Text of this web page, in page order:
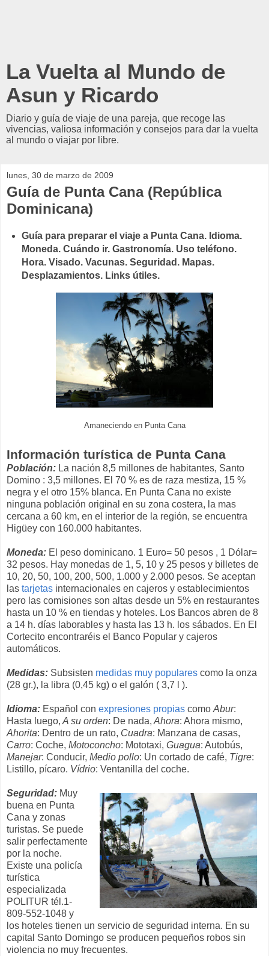
La Vuelta al Mundo de
Asun y Ricardo
Diario y guía de viaje de una pareja, que recoge las
vivencias, valiosa información y consejos para dar la vuelta
al mundo o viajar por libre.
lunes, 30 de marzo de 2009
Guía de Punta Cana (República
Dominicana)
Guía para preparar el viaje a Punta Cana. Idioma.
Moneda. Cuándo ir. Gastronomía. Uso teléfono.
Hora. Visado. Vacunas. Seguridad. Mapas.
Desplazamientos. Links útiles.
Amaneciendo en Punta Cana
Información turística de Punta Cana
Población: La nación 8,5 millones de habitantes, Santo
Domino : 3,5 millones. El 70 % es de raza mestiza, 15 %
negra y el otro 15% blanca. En Punta Cana no existe
ninguna población original en su zona costera, la mas
cercana a 60 km, en el interior de la región, se encuentra
Higüey con 160.000 habitantes.
Moneda: El peso dominicano. 1 Euro= 50 pesos , 1 Dólar=
32 pesos. Hay monedas de 1, 5, 10 y 25 pesos y billetes de
10, 20, 50, 100, 200, 500, 1.000 y 2.000 pesos. Se aceptan
las tarjetas internacionales en cajeros y establecimientos
pero las comisiones son altas desde un 5% en restaurantes
hasta un 10 % en tiendas y hoteles. Los Bancos abren de 8
a 14 h. días laborables y hasta las 13 h. los sábados. En El
Cortecito encontraréis el Banco Popular y cajeros
automáticos.
Medidas: Subsisten medidas muy populares como la onza
(28 gr.), la libra (0,45 kg) o el galón ( 3,7 l ).
Idioma: Español con expresiones propias como Abur:
Hasta luego, A su orden: De nada, Ahora: Ahora mismo,
Ahorita: Dentro de un rato, Cuadra: Manzana de casas,
Carro: Coche, Motoconcho: Mototaxi, Guagua: Autobús,
Manejar: Conducir, Medio pollo: Un cortado de café, Tigre:
Listillo, pícaro. Vídrio: Ventanilla del coche.
Seguridad: Muy
buena en Punta
Cana y zonas
turistas. Se puede
salir perfectamente
por la noche.
Existe una policía
turística
especializada
POLITUR tél.1-
809-552-1048 y
los hoteles tienen un servicio de seguridad interna. En su
capital Santo Domingo se producen pequeños robos sin
violencia no muy frecuentes.